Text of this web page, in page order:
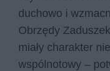
duchowo i
Obrzędy
miały charakter
wspólnotowy –